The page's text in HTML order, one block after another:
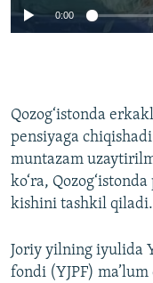
0:00
Qozog‘istonda
pensiyaga
muntazam
ko‘ra,
kishini tashkil qiladi.
Joriy yilning iyulida
fondi (YJPF) ma’lum